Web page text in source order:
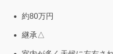
約80万円
継承△